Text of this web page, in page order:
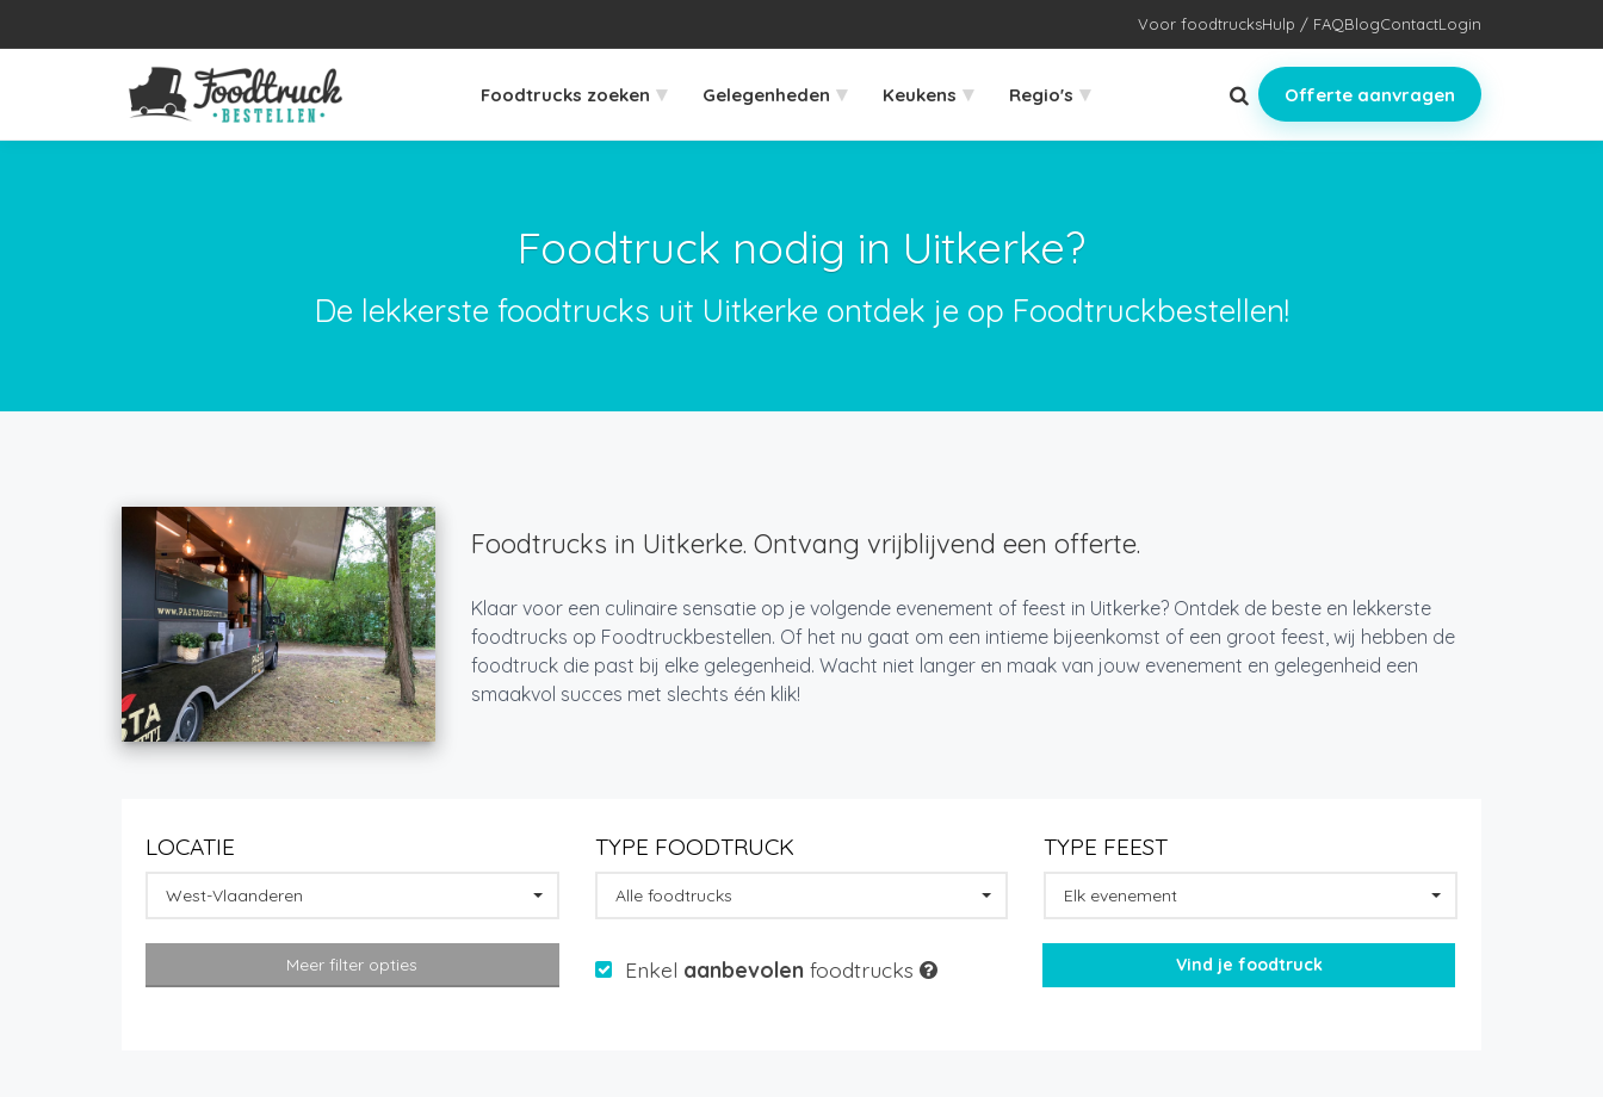
Voor foodtrucksHulp / FAQBlogContactLogin
Foodtrucks zoeken ▾ Gelegenheden ▾ Keukens ▾ Regio's ▾ Offerte aanvragen
Foodtruck nodig in Uitkerke?
De lekkerste foodtrucks uit Uitkerke ontdek je op Foodtruckbestellen!
Foodtrucks in Uitkerke. Ontvang vrijblijvend een offerte.
Klaar voor een culinaire sensatie op je volgende evenement of feest in Uitkerke? Ontdek de beste en lekkerste
foodtrucks op Foodtruckbestellen. Of het nu gaat om een intieme bijeenkomst of een groot feest, wij hebben de
foodtruck die past bij elke gelegenheid. Wacht niet langer en maak van jouw evenement en gelegenheid een
smaakvol succes met slechts één klik!
LOCATIE
West-Vlaanderen
TYPE FOODTRUCK
Alle foodtrucks
TYPE FEEST
Elk evenement
Meer filter opties Enkel aanbevolen foodtrucks